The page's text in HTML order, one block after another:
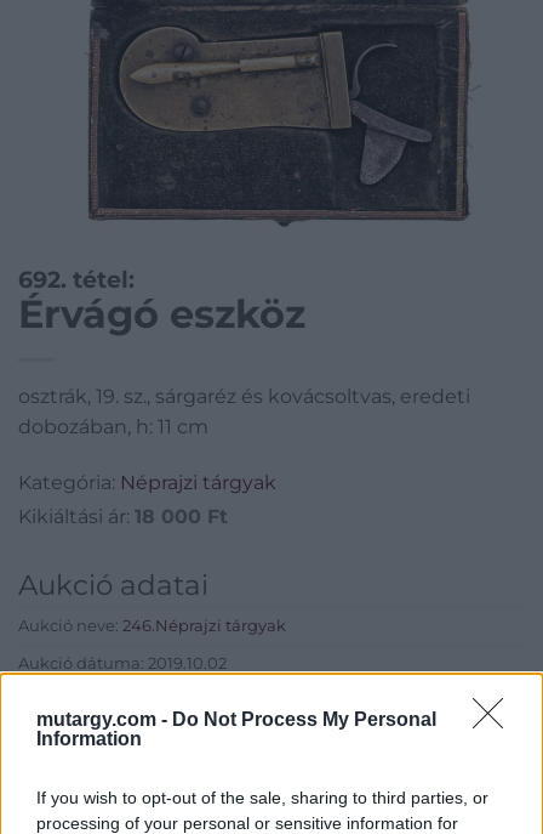
mutargy.com - Do Not Process My Personal
Information
If you wish to opt-out of the sale, sharing to third parties, or
processing of your personal or sensitive information for
692. tétel:
Érvágó eszköz
osztrák, 19. sz., sárgaréz és kovácsoltvas, eredeti
dobozában, h: 11 cm
Kategória: Néprajzi tárgyak
Kikiáltási ár: 18 000 Ft
Aukció adatai
Aukció neve: 246.Néprajzi tárgyak
Aukció dátuma: 2019.10.02
Aukció helye: Budapest, Balaton utca 8.